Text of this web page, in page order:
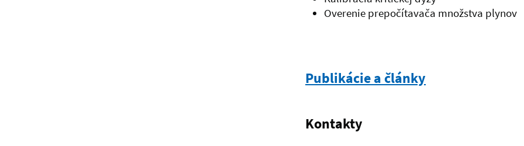
Overenie prepočítavača množstva plynov
Publikácie a články
Kontakty